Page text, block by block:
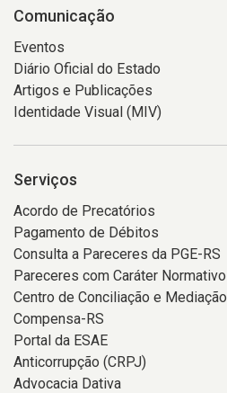
Comunicação
Eventos
Diário Oficial do Estado
Artigos e Publicações
Identidade Visual (MIV)
Serviços
Acordo de Precatórios
Pagamento de Débitos
Consulta a Pareceres da PGE-RS
Pareceres com Caráter Normativo
Centro de Conciliação e Mediação
Compensa-RS
Portal da ESAE
Anticorrupção (CRPJ)
Advocacia Dativa